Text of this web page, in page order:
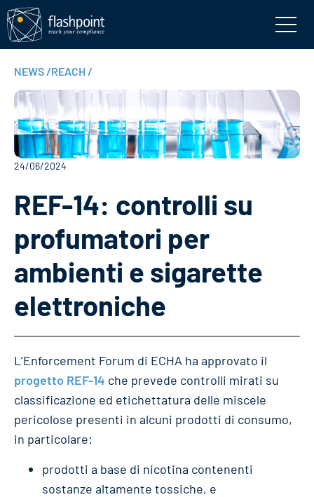
NEWS /REACH /
24/06/2024
REF-14: controlli su
profumatori per
ambienti e sigarette
elettroniche
L’Enforcement Forum di ECHA ha approvato il
progetto REF-14 che prevede controlli mirati su
classificazione ed etichettatura delle miscele
pericolose presenti in alcuni prodotti di consumo,
in particolare:
prodotti a base di nicotina contenenti
sostanze altamente tossiche, e